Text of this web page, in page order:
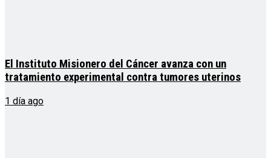
El Instituto Misionero del Cáncer avanza con un
tratamiento experimental contra tumores uterinos
1 día ago